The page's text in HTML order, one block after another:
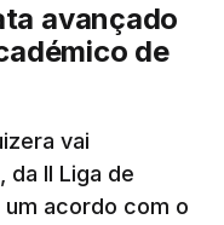
avançado
de
vai
da II Liga de
acordo com o